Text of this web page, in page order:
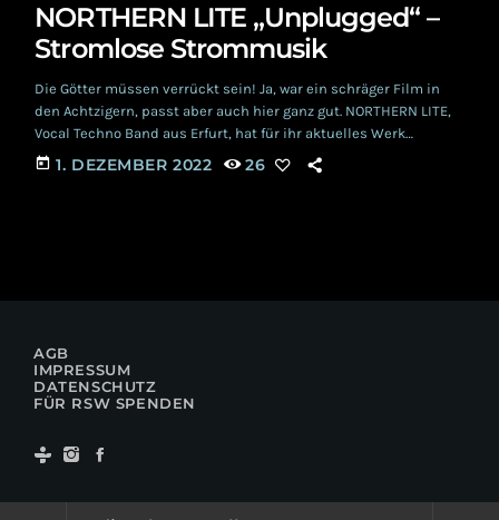
NORTHERN LITE „Unplugged“ –
Stromlose Strommusik
Die Götter müssen verrückt sein! Ja, war ein schräger Film in
den Achtzigern, passt aber auch hier ganz gut. NORTHERN LITE,
Vocal Techno Band aus Erfurt, hat für ihr aktuelles Werk
'Unplugged' sämtliche Stecker gezogen und präsentiert Songs
aus der mittlerweile 25 Jahre währenden Karriere eben
today 1. DEZEMBER 2022 26
AGB
IMPRESSUM
DATENSCHUTZ
FÜR RSW SPENDEN